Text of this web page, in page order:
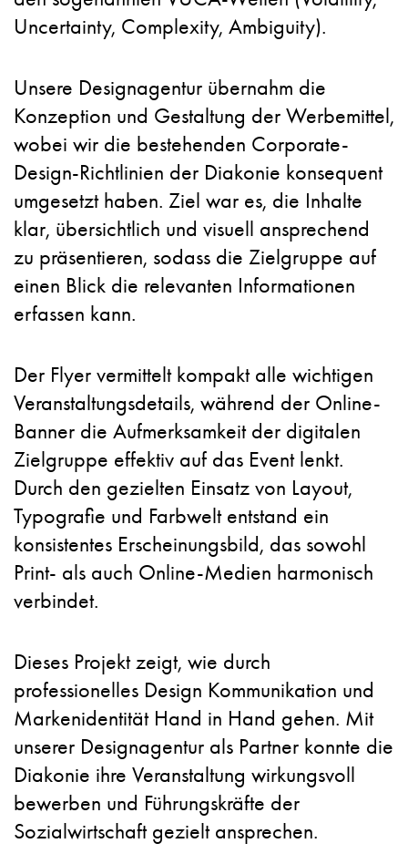
Uncertainty, Complexity, Ambiguity).
Unsere Designagentur übernahm die
Konzeption und Gestaltung der Werbemittel,
wobei wir die bestehenden Corporate-
Design-Richtlinien der Diakonie konsequent
umgesetzt haben. Ziel war es, die Inhalte
klar, übersichtlich und visuell ansprechend
zu präsentieren, sodass die Zielgruppe auf
einen Blick die relevanten Informationen
erfassen kann.
Der Flyer vermittelt kompakt alle wichtigen
Veranstaltungsdetails, während der Online-
Banner die Aufmerksamkeit der digitalen
Zielgruppe effektiv auf das Event lenkt.
Durch den gezielten Einsatz von Layout,
Typografie und Farbwelt entstand ein
konsistentes Erscheinungsbild, das sowohl
Print- als auch Online-Medien harmonisch
verbindet.
Dieses Projekt zeigt, wie durch
professionelles Design Kommunikation und
Markenidentität Hand in Hand gehen. Mit
unserer Designagentur als Partner konnte die
Diakonie ihre Veranstaltung wirkungsvoll
bewerben und Führungskräfte der
Sozialwirtschaft gezielt ansprechen.